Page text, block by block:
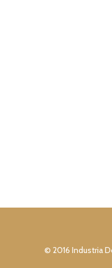
© 2016 Industria